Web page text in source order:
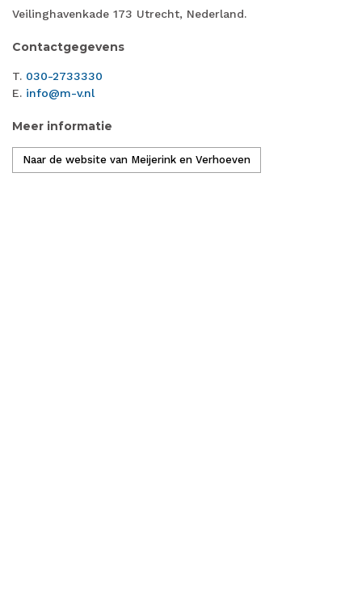
Veilinghavenkade 173 Utrecht, Nederland.
Contactgegevens
T. 030-2733330
E. info@m-v.nl
Meer informatie
Naar de website van Meijerink en Verhoeven